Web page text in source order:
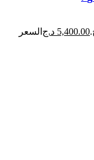
5,400.00 د.ج السعر